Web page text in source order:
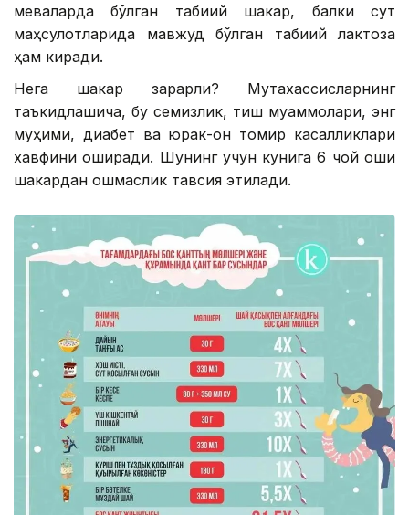
меваларда бўлган табиий шакар, балки сут
маҳсулотларида мавжуд бўлган табиий лактоза
ҳам киради.
Нега шакар зарарли? Мутахассисларнинг
таъкидлашича, бу семизлик, тиш муаммолари, энг
муҳими, диабет ва юрак-қон томир касалликлари
хавфини оширади. Шунинг учун кунига 6 чой қошиқ
шакардан ошмаслик тавсия этилади.